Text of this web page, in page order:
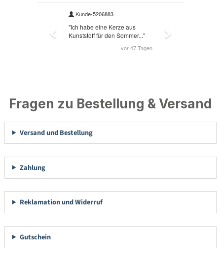
Fragen zu Bestellung & Versand
Versand und Bestellung
Zahlung
Reklamation und Widerruf
Gutschein